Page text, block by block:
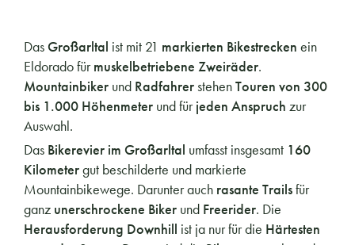
Das Großarltal ist mit 21 markierten Bikestrecken ein
Eldorado fürmuskelbetriebene Zweiräder.
Mountainbiker und RadfahrerstehenTouren von 300
bis 1.000 Höhenmeter und fürjeden Anspruch zur
Auswahl.
Das Bikerevier im Großarltal umfasst insgesamt 160
Kilometergut beschilderte und markierte
Mountainbikewege. Darunter auch rasante Trailsfür
ganz unerschrockene Biker und Freerider. Die
Herausforderung Downhill ist ja nur für die Härtesten